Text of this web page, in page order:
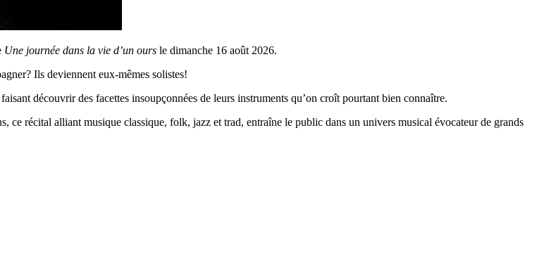
Une journée dans la vie d’un ours le dimanche 16 août 2026.
Ils deviennent eux-mêmes solistes!
découvrir des facettes insoupçonnées de leurs instruments qu’on croît pourtant bien connaître.
ce récital alliant musique classique, folk, jazz et trad, entraîne le public dans un univers musical évocateur de grands